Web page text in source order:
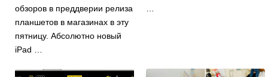
обзоров в преддверии релиза
планшетов в магазинах в эту
пятницу. Абсолютно новый
iPad …